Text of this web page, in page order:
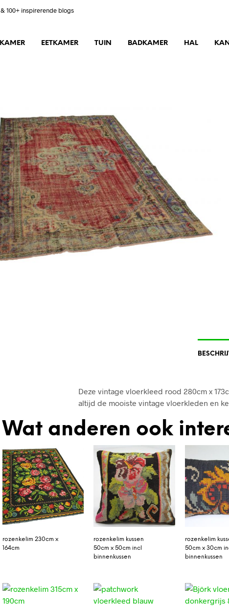
100+ inspirerende blogs
EETKAMER TUIN BADKAMER HAL
Deze vintage vloerkleed rood 280cm x
altijd de mooiste vintage vloerkleden en
Wat anderen ook
rozenkelim 230cm x
164cm
rozenkelim kussen
50cm x 50cm incl
binnenkussen
rozenkelim
50cm x 30cm
binnenkussen